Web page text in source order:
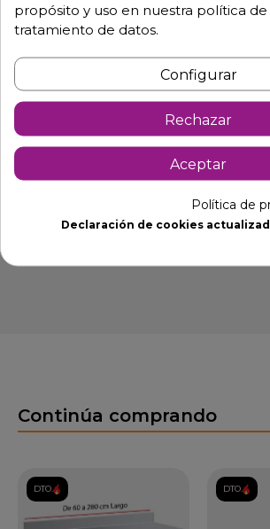
- Dimensiones: largo 13 cm x ancho
cm.
- Fabricado en plástico.
- Capacidad de un litro.
- Instalación mural.
- Para baños de bares y restaurantes.
Certificado Dosificador de jabón
Continúa comprando
DTO. DTO.
propósito y uso en nuestra política de
tratamiento de datos.
Configurar
Rechazar
Aceptar
Política de
Declaración de cookies